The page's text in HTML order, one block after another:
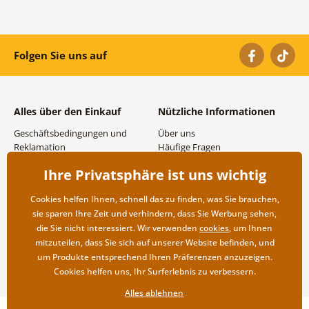
Folgen Sie uns auf
Alles über den Einkauf
Geschäftsbedingungen und
Reklamation
Versand- und
Rücksendung der Ware
Nützliche Informationen
Über uns
Häufige Fragen
Großhandel und
Ihre Privatsphäre ist uns wichtig
Cookies helfen Ihnen, schnell das zu finden, was Sie brauchen,
sie sparen Ihre Zeit und verhindern, dass Sie Werbung sehen,
die Sie nicht interessiert. Wir verwenden cookies, um Ihnen
mitzuteilen, dass Sie sich auf unserer Website befinden, und
um Produkte entsprechend Ihren Präferenzen anzuzeigen.
Cookies helfen uns, Ihr Surferlebnis zu verbessern.
Alles ablehnen